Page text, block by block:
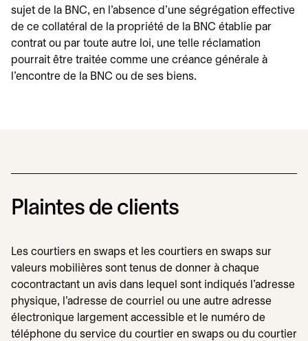
sujet de la BNC, en l'absence d'une ségrégation effective
de ce collatéral de la propriété de la BNC établie par
contrat ou par toute autre loi, une telle réclamation
pourrait être traitée comme une créance générale à
l'encontre de la BNC ou de ses biens.
Plaintes de clients
Les courtiers en swaps et les courtiers en swaps sur
valeurs mobilières sont tenus de donner à chaque
cocontractant un avis dans lequel sont indiqués l'adresse
physique, l'adresse de courriel ou une autre adresse
électronique largement accessible et le numéro de
téléphone du service du courtier en swaps ou du courtier